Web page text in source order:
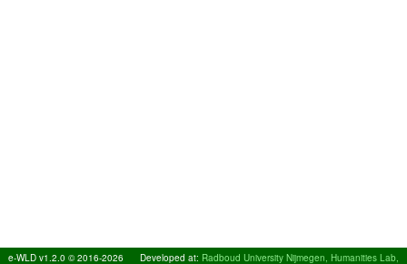
e-WLD v1.2.0 © 2016-2026 Developed at: Radboud University Nijmegen, Humanities Lab,